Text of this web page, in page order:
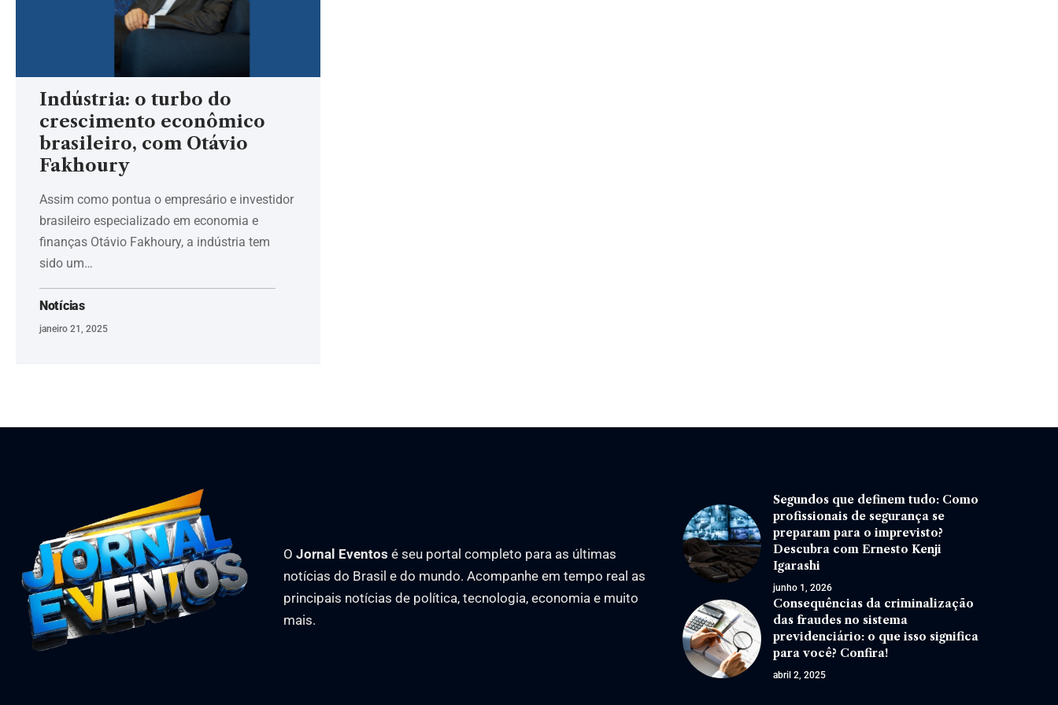
Indústria: o turbo do
crescimento econômico
brasileiro, com Otávio
Fakhoury
Assim como pontua o empresário e investidor
brasileiro especializado em economia e
finanças Otávio Fakhoury, a indústria tem
sido um…
Notícias
janeiro 21, 2025
O Jornal Eventos é seu portal completo para as últimas
notícias do Brasil e do mundo. Acompanhe em tempo real as
principais notícias de política, tecnologia, economia e muito
mais.
Segundos que definem tudo: Como
profissionais de segurança se
preparam para o imprevisto?
Descubra com Ernesto Kenji
Igarashi
junho 1, 2026
Consequências da criminalização
das fraudes no sistema
previdenciário: o que isso significa
para você? Confira!
abril 2, 2025